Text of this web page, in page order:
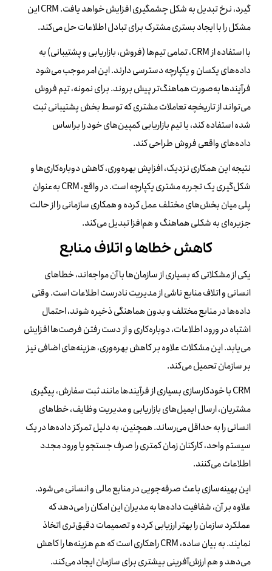
گیرد، نرخ تبدیل به شکل چشمگیری افزایش خواهد یافت. CRM این
مشکل را با ایجاد بستری مشترک برای تبادل اطلاعات حل می‌کند.
با استفاده از CRM، تمامی تیم‌ها (فروش، بازاریابی و پشتیبانی) به
داده‌های یکسان و یکپارچه دسترسی دارند. این امر موجب می‌شود
فرآیندها به‌صورت هماهنگ‌تر پیش بروند. برای نمونه، تیم فروش
می‌تواند از تاریخچه تعاملات مشتری که توسط بخش پشتیبانی ثبت
شده استفاده کند، یا تیم بازاریابی کمپین‌های خود را براساس
داده‌های واقعی فروش طراحی کند.
نتیجه این همکاری نزدیک، افزایش بهره‌وری، کاهش دوباره‌کاری‌ها و
شکل‌گیری یک تجربه مشتری یکپارچه است. در واقع، CRM به‌عنوان
پلی میان بخش‌های مختلف عمل کرده و همکاری سازمانی را از حالت
جزیره‌ای به شکلی هماهنگ و هم‌افزا تبدیل می‌کند.
کاهش خطاها و اتلاف منابع
یکی از مشکلاتی که بسیاری از سازمان‌ها با آن مواجه‌اند، خطاهای
انسانی و اتلاف منابع ناشی از مدیریت نادرست اطلاعات است. وقتی
داده‌ها در منابع مختلف و بدون هماهنگی ذخیره شوند، احتمال
اشتباه در ورود اطلاعات، دوباره‌کاری و از دست رفتن فرصت‌ها افزایش
می‌یابد. این مشکلات علاوه بر کاهش بهره‌وری، هزینه‌های اضافی نیز
بر سازمان تحمیل می‌کند.
CRM با خودکارسازی بسیاری از فرآیندها مانند ثبت سفارش، پیگیری
مشتریان، ارسال ایمیل‌های بازاریابی و مدیریت وظایف، خطاهای
انسانی را به حداقل می‌رساند. همچنین، به دلیل تمرکز داده‌ها در یک
سیستم واحد، کارکنان زمان کمتری را صرف جستجو یا ورود مجدد
اطلاعات می‌کنند.
این بهینه‌سازی باعث صرفه‌جویی در منابع مالی و انسانی می‌شود.
علاوه بر آن، شفافیت داده‌ها به مدیران این امکان را می‌دهد که
عملکرد سازمان را بهتر ارزیابی کرده و تصمیمات دقیق‌تری اتخاذ
نمایند. به بیان ساده، CRM راهکاری است که هم هزینه‌ها را کاهش
می‌دهد و هم ارزش‌آفرینی بیشتری برای سازمان ایجاد می‌کند.